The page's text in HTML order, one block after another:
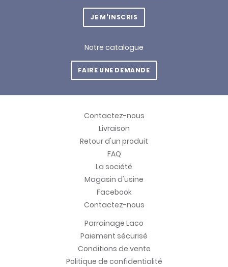
JE M'INSCRIS
Notre catalogue
FAIRE UNE DEMANDE
Contactez-nous
Livraison
Retour d'un produit
FAQ
La société
Magasin d'usine
Facebook
Contactez-nous
Parrainage Laco
Paiement sécurisé
Conditions de vente
Politique de confidentialité